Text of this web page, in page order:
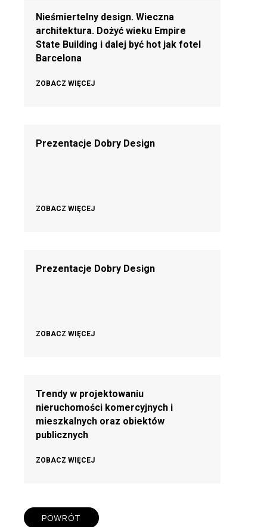
Nieśmiertelny design. Wieczna
architektura. Dożyć wieku Empire
State Building i dalej być hot jak fotel
Barcelona
ZOBACZ WIĘCEJ
Prezentacje Dobry Design
ZOBACZ WIĘCEJ
Prezentacje Dobry Design
ZOBACZ WIĘCEJ
Trendy w projektowaniu
nieruchomości komercyjnych i
mieszkalnych oraz obiektów
publicznych
ZOBACZ WIĘCEJ
POWRÓT